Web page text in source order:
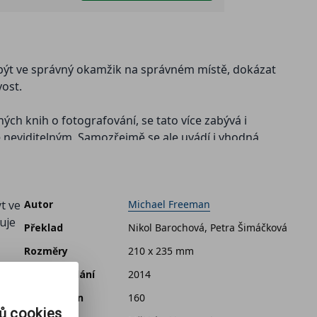
ve správný okamžik na správném místě, dokázat
knih o fotografování, se tato více zabývá i
Samozřejmě se ale uvádí i vhodná
expozici a jak ostřit třeba v situacích, kdy
světla, musí fotografovat ve špatně osvětlených
ve Autor
Michael Freeman
Překlad
Nikol Barochová, Petra Šimáčková
Rozměry
210 x 235 mm
Datum vydání
2014
Počet stran
160
cookies